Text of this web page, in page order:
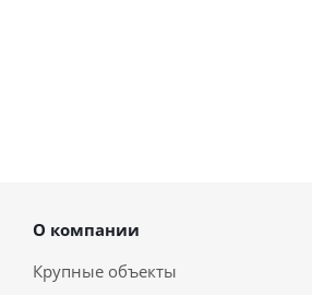
О компании
Крупные объекты